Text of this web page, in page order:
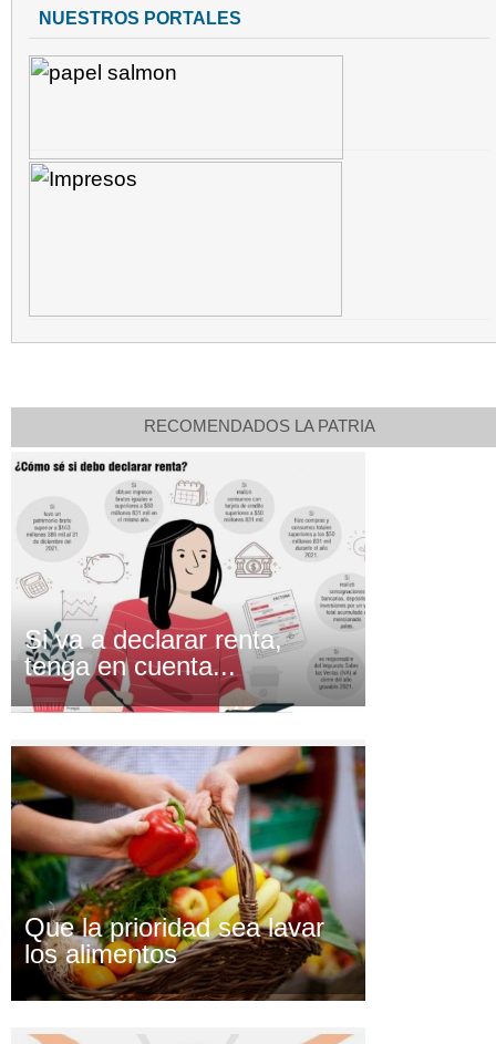
NUESTROS PORTALES
RECOMENDADOS LA PATRIA
Si va a declarar renta,
tenga en cuenta...
Que la prioridad sea lavar
los alimentos